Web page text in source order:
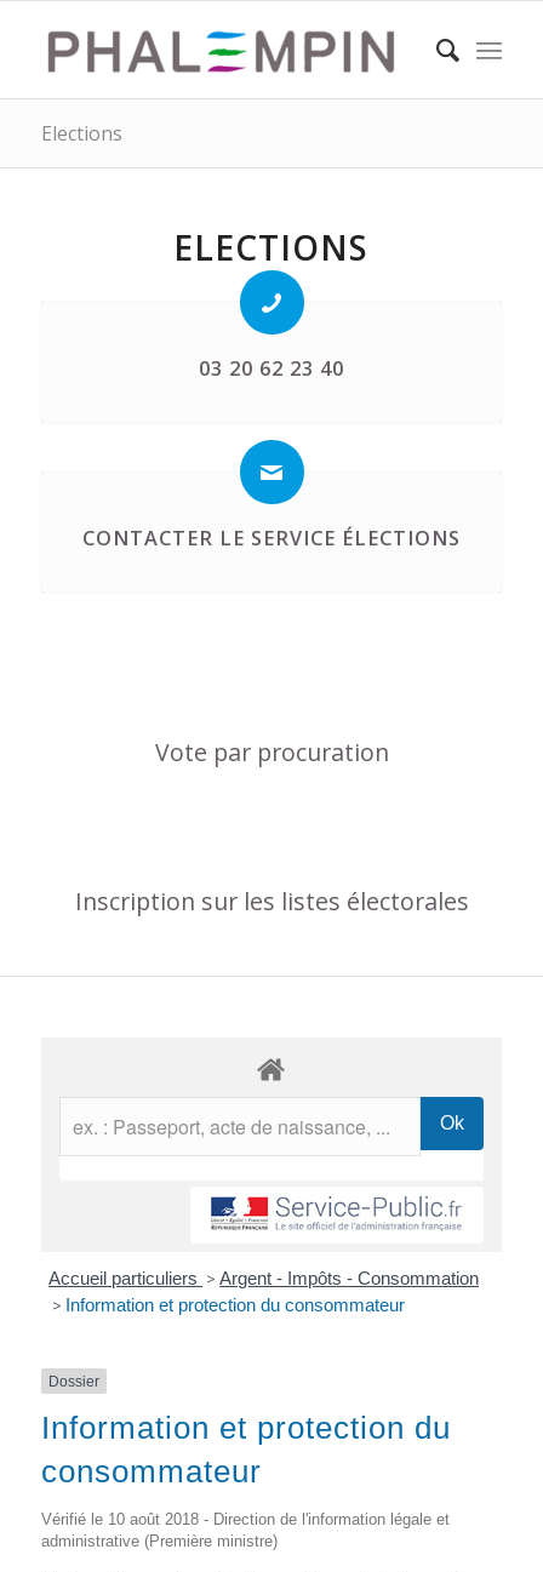
Elections
ELECTIONS
03 20 62 23 40
CONTACTER LE SERVICE ÉLECTIONS
Vote par procuration
Inscription sur les listes électorales
Accueil particuliers > Argent - Impôts - Consommation
> Information et protection du consommateur
Dossier
Information et protection du
consommateur
Vérifié le 10 août 2018 - Direction de l'information légale et
administrative (Première ministre)